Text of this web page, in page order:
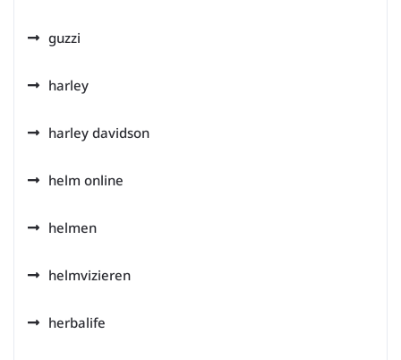
guzzi
harley
harley davidson
helm online
helmen
helmvizieren
herbalife